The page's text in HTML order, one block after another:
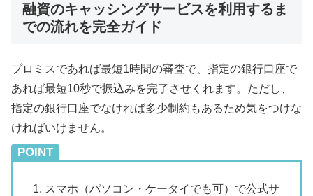
融資のキャッシングサービスを利用するま
での流れを完全ガイド
プロミスであれば最短1時間の審査で、指定の銀行口座で
あれば最短10秒で振込みを完了させくれます。ただし、
指定の銀行口座でなければ多少制約もあるため気をつけな
ければいけません。
POINT
スマホ（パソコン・ケータイでも可）で公式サ